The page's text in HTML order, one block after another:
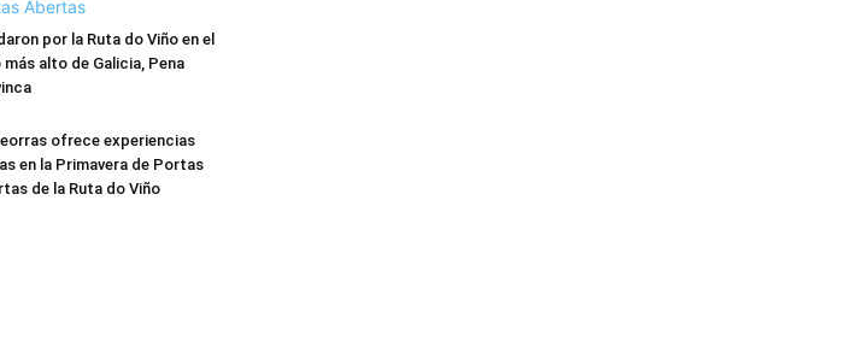
por la Ruta do Viño en el
más alto de Galicia, Pena
ofrece experiencias
en la Primavera de Portas
de la Ruta do Viño